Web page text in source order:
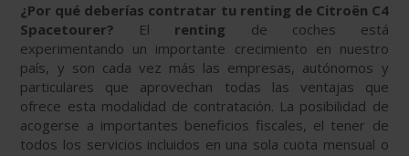
¿Por qué deberías contratar tu renting de Citroën C4
Spacetourer? El renting de coches está
experimentando un importante crecimiento en nuestro
país, y son cada vez más las empresas, autónomos y
particulares que aprovechan todas las ventajas que
ofrece esta modalidad de contratación. La posibilidad de
acogerse a importantes beneficios fiscales, el tener de
todos los servicios incluidos en una sola cuota mensual o